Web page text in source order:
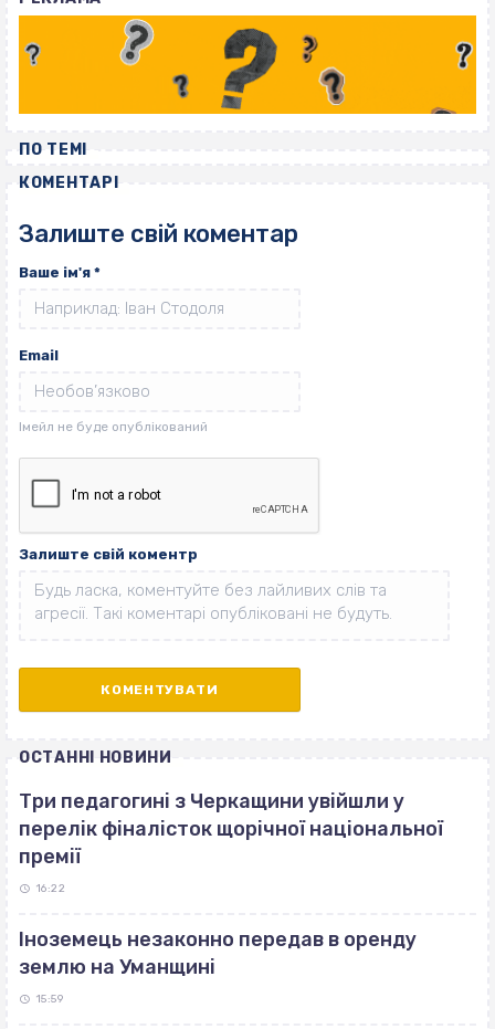
ПО ТЕМІ
КОМЕНТАРІ
Залиште свій коментар
Ваше ім'я *
Email
Залиште свій коментр
ОСТАННІ НОВИНИ
Три педагогині з Черкащини увійшли у
перелік фіналісток щорічної національної
премії
16:22
Іноземець незаконно передав в оренду
землю на Уманщині
15:59